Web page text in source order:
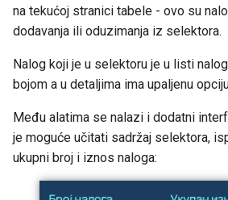
na tekućoj stranici tabele - ovo su
dodavanja ili oduzimanja iz selektora.
Nalog koji je u selektoru je u listi
bojom a u detaljima ima upaljenu
Među alatima se nalazi i dodatni
je moguće učitati sadržaj selektora,
ukupni broj i iznos naloga: